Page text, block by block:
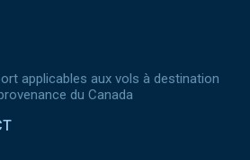
applicables aux vols à destination
du Canada